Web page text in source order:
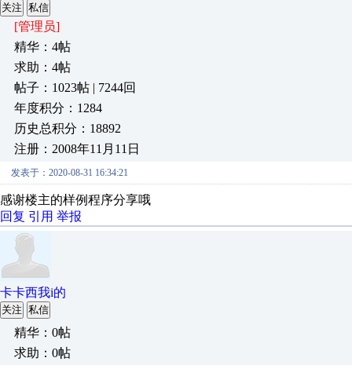
关注 私信
[管理员]
精华：4帖
求助：4帖
帖子：1023帖 | 7244回
年度积分：1284
历史总积分：18892
注册：2008年11月11日
发表于：2020-08-31 16:34:21
感谢楼主的样例程序分享哦
回复 引用 举报
卡卡西我i的
关注 私信
精华：0帖
求助：0帖